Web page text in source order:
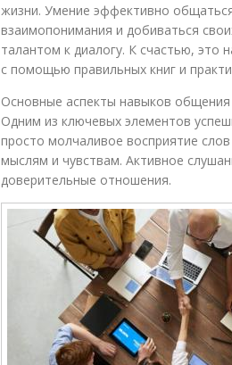
жизни. Умение эффективно
взаимопонимания и добиваться
талантом к диалогу. К счастью, это
с помощью правильных книг и
Основные аспекты навыков
Одним из ключевых элементов
просто молчаливое восприятие
мыслям и чувствам. Активное
доверительные отношения.